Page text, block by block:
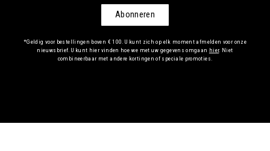
Abonneren
*Geldig voor bestellingen boven € 100. U kunt zich op elk moment afmelden voor onze
nieuwsbrief. U kunt hier vinden hoe we met uw gegevens omgaan hier. Niet
combineerbaar met andere kortingen of speciale promoties.